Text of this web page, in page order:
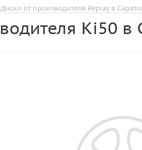
Диски от производителя Replay в
Ki50 в